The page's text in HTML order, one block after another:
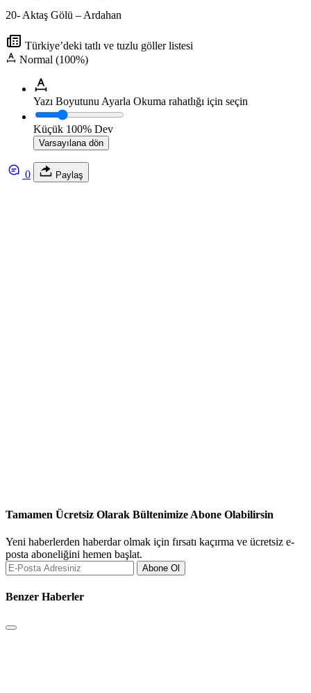
20- Aktaş Gölü – Ardahan
Türkiye’deki tatlı ve tuzlu göller listesi
Normal (100%)
Yazı Boyutunu Ayarla Okuma rahatlığı için seçin
Küçük 100% Dev
Varsayılana dön
0 Paylaş
Tamamen Ücretsiz Olarak Bültenimize Abone Olabilirsin
Yeni haberlerden haberdar olmak için fırsatı kaçırma ve ücretsiz e-
posta aboneliğini hemen başlat.
Abone Ol
Benzer Haberler